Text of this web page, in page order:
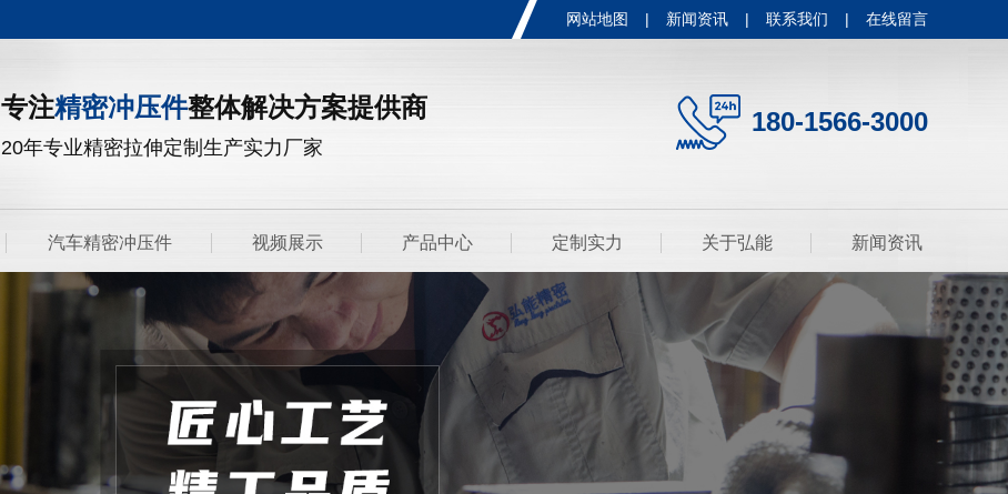
网站地图 | 新闻资讯 | 联系我们 | 在线留言
专注精密冲压件整体解决方案提供商
20年专业精密拉伸定制生产实力厂家
180-1566-3000
汽车精密冲压件 视频展示 产品中心 定制实力 关于弘能 新闻资讯